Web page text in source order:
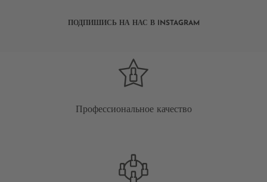
ПОДПИШИСЬ НА НАС В INSTAGRAM
Профессиональное качество